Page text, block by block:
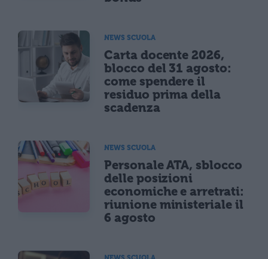
NEWS SCUOLA
Carta docente 2026,
blocco del 31 agosto:
come spendere il
residuo prima della
scadenza
NEWS SCUOLA
Personale ATA, sblocco
delle posizioni
economiche e arretrati:
riunione ministeriale il
6 agosto